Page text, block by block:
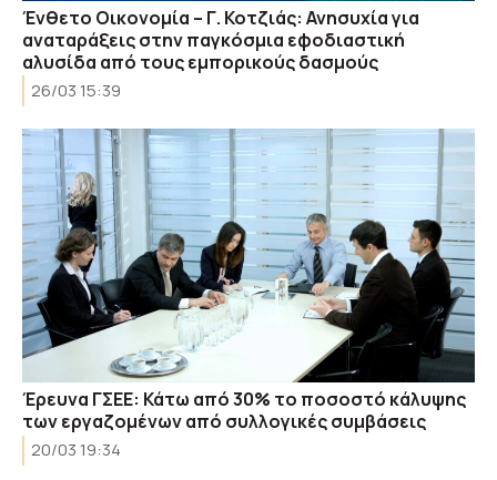
Ένθετο Οικονομία – Γ. Κοτζιάς: Ανησυχία για
αναταράξεις στην παγκόσμια εφοδιαστική
αλυσίδα από τους εμπορικούς δασμούς
26/03 15:39
Έρευνα ΓΣΕΕ: Κάτω από 30% το ποσοστό κάλυψης
των εργαζομένων από συλλογικές συμβάσεις
20/03 19:34